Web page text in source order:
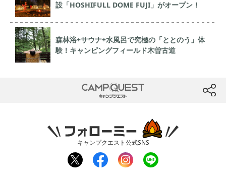
設「HOSHIFULL DOME FUJI」がオープン！
森林浴+サウナ+水風呂で究極の「ととのう」体
験！キャンピングフィールド木曽古道
btn
CAMP QUEST
フォローミー
キャンプクエスト公式SNS
twit
ter
fac
ebo
inst
agr
line